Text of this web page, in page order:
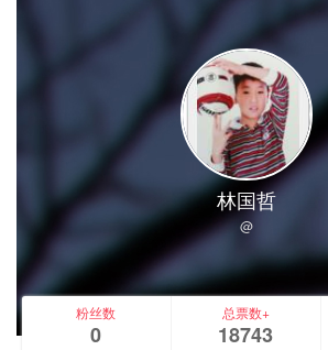
林国哲
@
粉丝数
0
总票数+
18743